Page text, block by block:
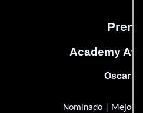
Academy
Oscar
Nominado | Mejor